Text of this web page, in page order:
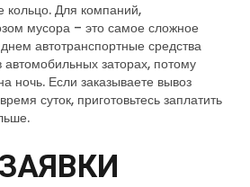
кольцо. Для компаний,
мусора – это самое сложное
автотранспортные средства
автомобильных заторах, потому
ночь. Если заказываете вывоз
суток, приготовьтесь заплатить